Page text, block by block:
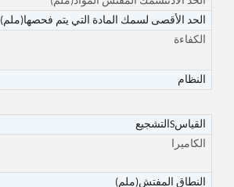
الحد الأقصى لسمك المادة التي يتم فحصها(ملم)
الكفاءة
النظام
القياسSالتشجيع
الكاميرا
النطاق المفتش(ملم)